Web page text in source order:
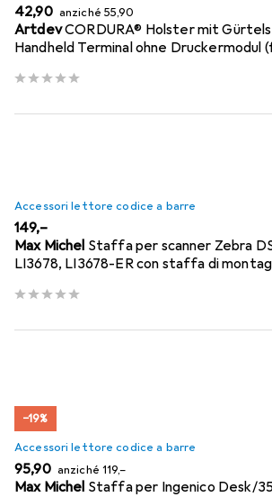
EUR
42,90 anziché EUR
55,90
ArtdevCORDURA® Holster mit
Handheld Terminal ohne Druckermodul
Accessori lettore codice a barre
EUR
149,–
Max Michel Staffa per scanner Zebra
LI3678, LI3678-ER con staffa di
−19%
Accessori lettore codice a barre
EUR
95,90 anziché EUR
119,–
Max Michel Staffa per Ingenico Desk/